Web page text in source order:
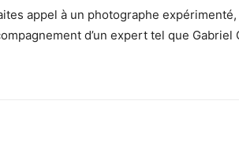
appel à un photographe
d’un expert tel que